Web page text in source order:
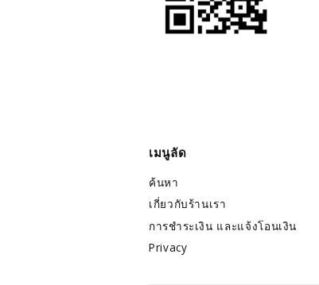
เมนูลัด
ค้นหา
เกี่ยวกับร้านเรา
การชำระเงิน และแจ้งโอนเงิน
Privacy